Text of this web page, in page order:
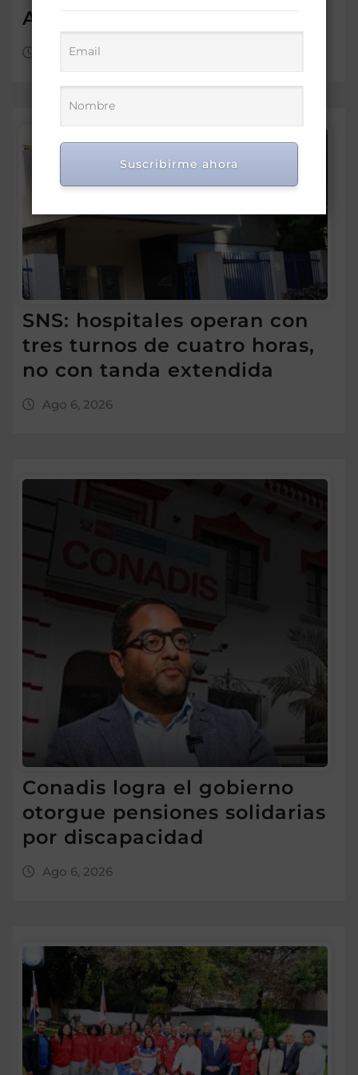
Abelardo de la Espriella
Ago 6, 2026
SNS: hospitales operan con
tres turnos de cuatro horas,
no con tanda extendida
Ago 6, 2026
Conadis logra el gobierno
otorgue pensiones solidarias
por discapacidad
Ago 6, 2026
Suscribirme ahora